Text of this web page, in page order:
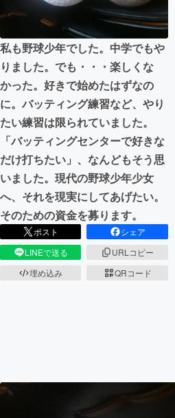
ビジネス・起業
まちづくり・地域活性化
CAMPFIRE for Social Good
CAMPFIREふるさと納税
私も野球少年でした。中学でもや
りました。でも・・・楽しくな
かった。好きで始めたはずなの
に。バッティング練習など、やり
たい練習は限られていました。
「バッティングセンターで好きな
だけ打ちたい」、なんどもそう思
いました。現代の野球少年少女
へ、それを現実にしてあげたい。
そのための資金を募ります。
ポスト
シェア
LINEで送る
URLコピー
埋め込み
QRコード